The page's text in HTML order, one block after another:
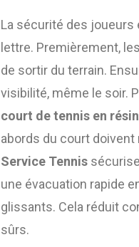
La sécurité des joueurs
lettre. Premièrement,
de sortir du terrain.
visibilité, même le soir.
court de tennis en
abords du court
Service Tennis
une évacuation rapide
glissants. Cela réduit
sûrs.